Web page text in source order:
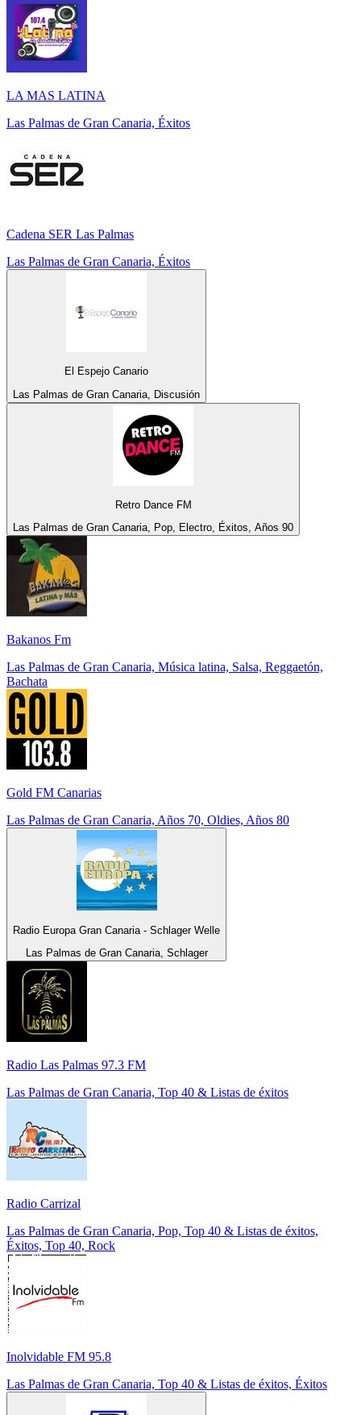
LA MAS LATINA
Las Palmas de Gran Canaria, Éxitos
Cadena SER Las Palmas
Las Palmas de Gran Canaria, Éxitos
El Espejo Canario
Las Palmas de Gran Canaria, Discusión
Retro Dance FM
Las Palmas de Gran Canaria, Pop, Electro, Éxitos, Años 90
Bakanos Fm
Las Palmas de Gran Canaria, Música latina, Salsa, Reggaetón,
Bachata
Gold FM Canarias
Las Palmas de Gran Canaria, Años 70, Oldies, Años 80
Radio Europa Gran Canaria - Schlager Welle
Las Palmas de Gran Canaria, Schlager
Radio Las Palmas 97.3 FM
Las Palmas de Gran Canaria, Top 40 & Listas de éxitos
Radio Carrizal
Las Palmas de Gran Canaria, Pop, Top 40 & Listas de éxitos,
Éxitos, Top 40, Rock
Inolvidable FM 95.8
Las Palmas de Gran Canaria, Top 40 & Listas de éxitos, Éxitos